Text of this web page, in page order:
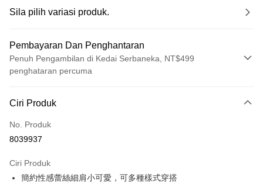
Sila pilih variasi produk.
Pembayaran Dan Penghantaran
Penuh Pengambilan di Kedai Serbaneka, NT$499
penghataran percuma
Kad Kredit (Bayaran Penuh)
Pengambilan di Kedai Serbaneka
Apple Pay
Ciri Produk
No. Produk
8039937
Ciri Produk
簡約性感蕾絲細肩小可愛，可多種樣式穿搭